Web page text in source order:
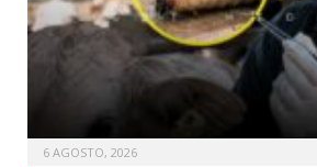
6 AGOSTO, 2026